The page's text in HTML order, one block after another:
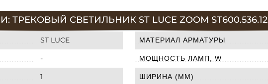
СВЕТИЛЬНИК ST LUCE ZOOM ST600.536.12
ST LUCE
-
1
МАТЕРИАЛ АРМАТУРЫ
МОЩНОСТЬ ЛАМП, W
ШИРИНА (ММ)